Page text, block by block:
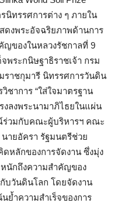
นิทรรศการต่าง ๆ ภายใน
ดงพระอัจฉริยภาพด้านการ
ของในหลวงรัชกาลที่ 9
พระกนิษฐาธิราชเจ้า กรม
ราชกุมารี นิทรรศการวันดิน
ชาการ “ใส่ใจมาตรฐาน
งลงพระนามาภิไธยในแผ่น
ร่วมกับคณะผู้บริหารฯ คณะ
ายอัครา รัฐมนตรีช่วย
ดหลักของการจัดงาน ซึ่งมุ่ง
หนักถึงความสำคัญของ
บวันดินโลก โดยจัดงาน
ย้ำความสำเร็จของการ